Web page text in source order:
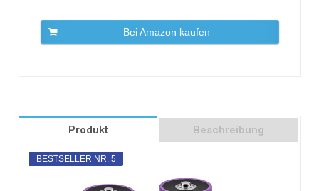
Bei Amazon kaufen
Produkt Beschreibung
BESTSELLER NR. 5